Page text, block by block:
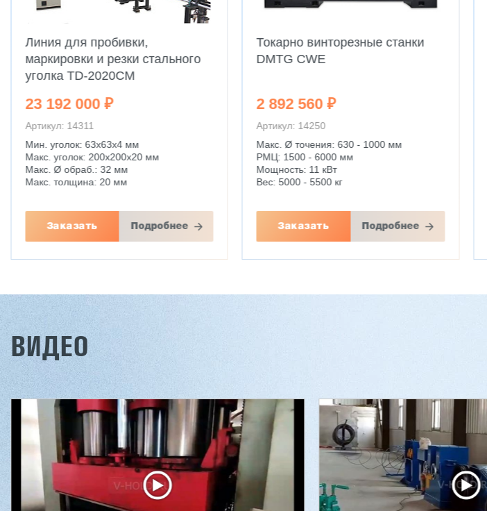
Линия для пробивки,
маркировки и резки стального
уголка TD-2020CM
23 192 000 ₽
Артикул: 14311
Мин. уголок: 63x63x4 мм
Макс. уголок: 200x200x20 мм
Макс. Ø обраб.: 32 мм
Макс. толщина: 20 мм
Заказать Подробнее
Токарно винторезные станки
DMTG CWE
2 892 560 ₽
Артикул: 14250
Макс. Ø точения: 630 - 1000 мм
РМЦ: 1500 - 6000 мм
Мощность: 11 кВт
Вес: 5000 - 5500 кг
Заказать Подробнее
Двухсторонний шипорез
MX6015
2 832 000 ₽
3 176 000 ₽
Артикул: 2497
Вакуумный стопоукладчик VS-
5/1
2 432 000 ₽
2 680 000 ₽
Артикул: 3090
ВИДЕО